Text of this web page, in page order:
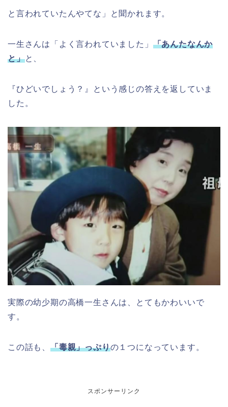
と言われていたんやてな」と聞かれます。
一生さんは「よく言われていました」 「あんたなんか
と」と、
『ひどいでしょう？』という感じの答えを返していま
した。
実際の幼少期の高橋一生さんは、とてもかわいいで
す。
この話も、 「毒親」っぷりの１つになっています。
スポンサーリンク